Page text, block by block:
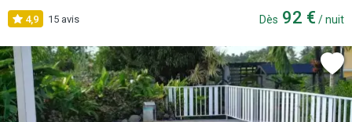
4,9 15 avis Dès 92 € / nuit